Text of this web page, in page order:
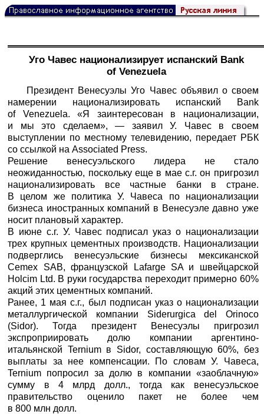
Уго Чавес национализирует испанский Bank
of Venezuela
Президент Венесуэлы Уго Чавес объявил о своем
намерении национализировать испанский Bank
of Venezuela. «Я заинтересован в национализации,
и мы это сделаем», — заявил У. Чавес в своем
выступлении по местному телевидению, передает РБК
со ссылкой на Associated Press.
Решение венесуэльского лидера не стало
неожиданностью, поскольку еще в мае с.г. он пригрозил
национализировать все частные банки в стране.
В целом же политика У. Чавеса по национализации
бизнеса иностранных компаний в Венесуэле давно уже
носит плановый характер.
В июне с.г. У. Чавес подписал указ о национализации
трех крупных цементных производств. Национализации
подверглись венесуэльские бизнесы мексиканской
Cemex SAB, французской Lafarge SA и швейцарской
Holcim Ltd. В руки государства переходит примерно 60%
акций этих цементных компаний.
Ранее, 1 мая с.г., был подписан указ о национализации
металлургической компании Siderurgica del Orinoco
(Sidor). Тогда президент Венесуэлы пригрозил
экспроприировать долю компании аргентино-
итальянской Ternium в Sidor, составляющую 60%, без
выплаты за нее компенсации. По словам У. Чавеса,
Ternium попросил за долю в компании «заоблачную»
сумму в 4 млрд долл., тогда как венесуэльское
правительство оценило пакет не более чем
в 800 млн долл.